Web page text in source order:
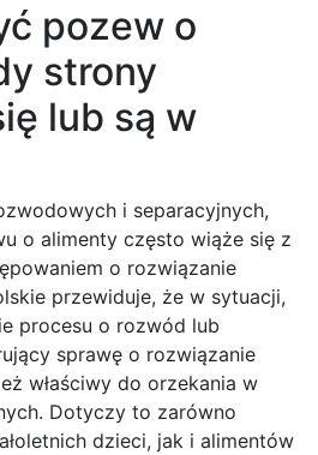
pozew o
strony
lub są w
i separacyjnych,
o alimenty często wiąże się z
o rozwiązanie
przewiduje, że w sytuacji,
procesu o rozwód lub
sprawę o rozwiązanie
właściwy do orzekania w
Dotyczy to zarówno
dzieci, jak i alimentów